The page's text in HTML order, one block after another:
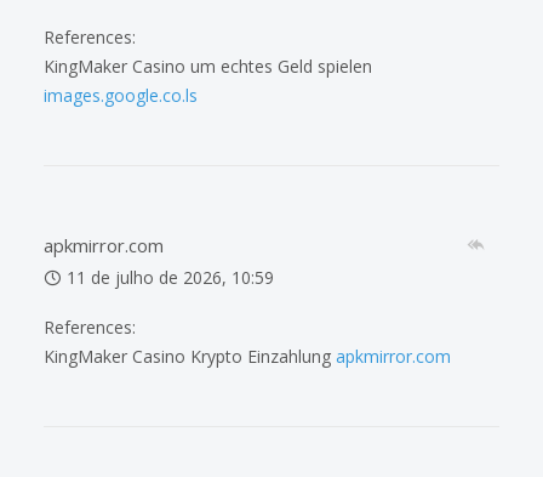
References:
KingMaker Casino um echtes Geld spielen
images.google.co.ls
apkmirror.com
11 de julho de 2026, 10:59
References:
KingMaker Casino Krypto Einzahlung apkmirror.com